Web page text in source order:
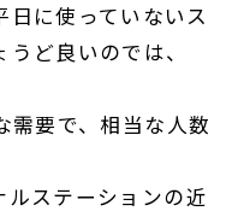
に使っていないス
ど良いのでは、
需要で、相当な人数
ルステーションの近